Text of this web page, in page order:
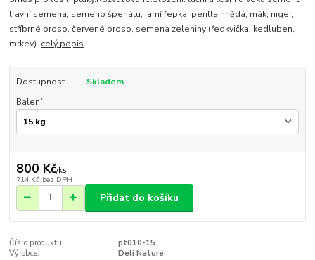
travní semena, semeno špenátu, jarní řepka, perilla hnědá, mák, niger,
stříbrné proso, červené proso, semena zeleniny (ředkvička, kedluben,
mrkev). celý popis
Dostupnost
Skladem
Balení
800 Kč/ks
714 Kč bez DPH
Přidat do košíku
Číslo produktu:
pt010-15
Výrobce:
Deli Nature